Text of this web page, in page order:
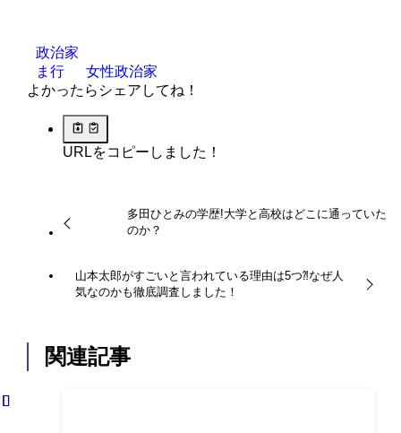
政治家
ま行
女性政治家
よかったらシェアしてね！
URLをコピーしました！
多田ひとみの学歴!大学と高校はどこに通っていた
のか？
山本太郎がすごいと言われている理由は5つ⁈なぜ人
気なのかも徹底調査しました！
関連記事